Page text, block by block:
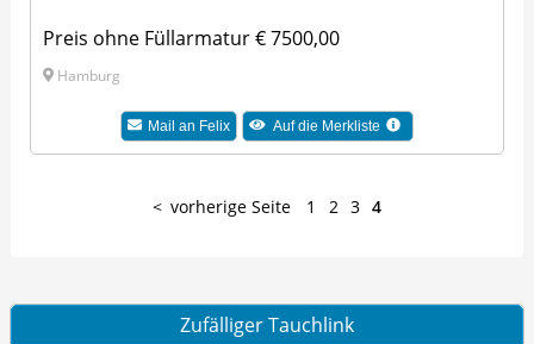
Preis ohne Füllarmatur € 7500,00
Hamburg
Mail an Felix Auf die Merkliste
vorherige Seite 1 2 3 4
Zufälliger Tauchlink